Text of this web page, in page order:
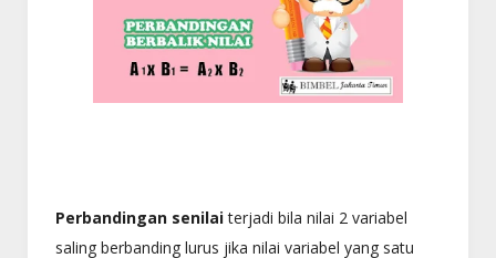
Perbandingan senilaiterjadi bila nilai 2 variabel
saling berbanding lurus jika nilai variabel yang satu